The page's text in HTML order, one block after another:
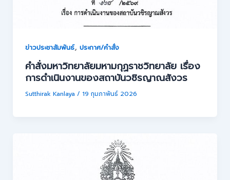
ข่าวประชาสัมพันธ์, ประกาศ/คำสั่ง
คำสั่งมหาวิทยาลัยมหามกุฏราชวิทยาลัย เรื่อง
การดำเนินงานของสถาบันวชิรญาณสังวร
Sutthirak Kanlaya / 19 กุมภาพันธ์ 2026